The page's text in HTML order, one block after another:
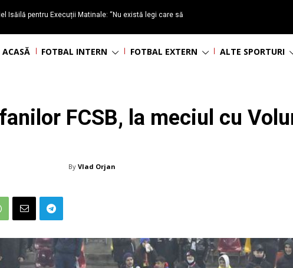
Isăilă pentru Execuții Matinale: “Nu există legi care să
ACASĂ FOTBAL INTERN FOTBAL EXTERN ALTE SPORTURI
FCSB, la meciul cu
By Vlad Orjan